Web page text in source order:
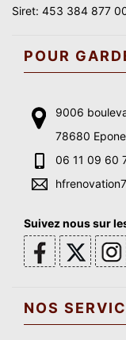
Siret: 453 384 877
POUR
9006
78680 Epone
06 11 09 60
Suivez nous sur
NOS